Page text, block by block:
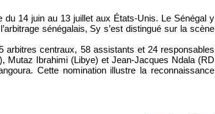
14 juin au 13 juillet aux États-Unis. Le Sénégal y
sénégalais, Sy s’est distingué sur la scène
arbitres centraux, 58 assistants et 24 responsables
Mutaz Ibrahimi (Libye) et Jean-Jacques Ndala (RD
Cette nomination illustre la reconnaissance